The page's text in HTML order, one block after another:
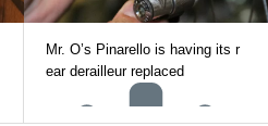
Mr. O’s Pinarello is having its r
ear derailleur replaced